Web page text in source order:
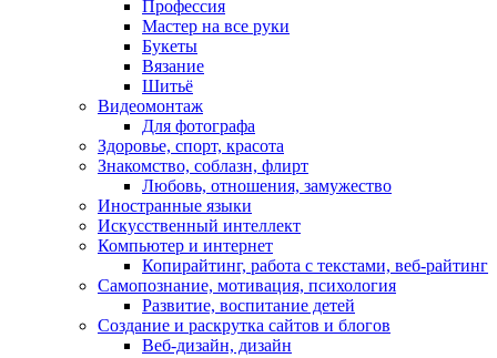
Профессия
Мастер на все руки
Букеты
Вязание
Шитьё
Видеомонтаж
Для фотографа
Здоровье, спорт, красота
Знакомство, соблазн, флирт
Любовь, отношения, замужество
Иностранные языки
Искусственный интеллект
Компьютер и интернет
Копирайтинг, работа с текстами, веб-райтинг
Самопознание, мотивация, психология
Развитие, воспитание детей
Создание и раскрутка сайтов и блогов
Веб-дизайн, дизайн